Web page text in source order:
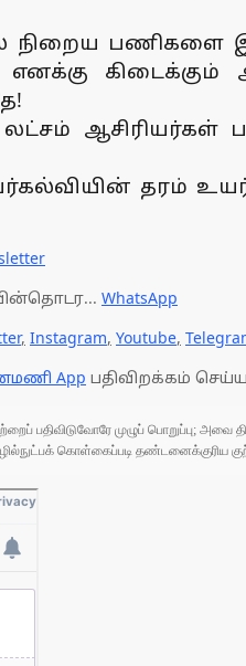
நிறைய பணிகளை
ஆசிரியர்கள்
தரம்
WhatsApp
, Instagram, Youtube,
App பதிவிறக்கம்
பதிவிடுவோரே முழுப் பொறுப்பு;
கொள்கைப்படி தண்டனைக்குரிய